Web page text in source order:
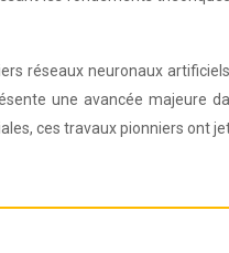
réseaux neuronaux
une avancée majeure
ces travaux pionniers ont